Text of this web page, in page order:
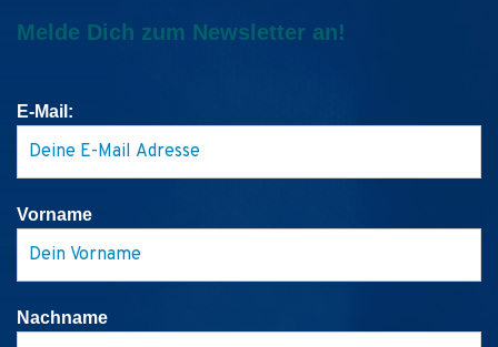
Melde Dich zum Newsletter an!
E-Mail:
Vorname
Nachname